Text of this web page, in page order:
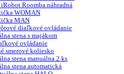
Roomba náhradná
WOMAN
MAN
diaľkové ovládanie
stena s majákom
ovládanie
smerové koliesko
stena manuálna 2 ks
stena automatická